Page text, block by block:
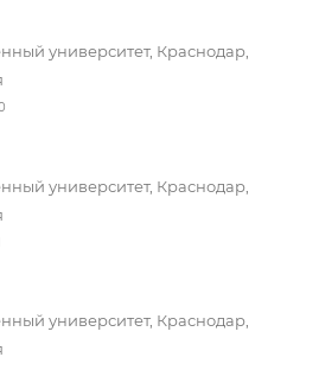
университет, Краснодар,
университет, Краснодар,
университет, Краснодар,